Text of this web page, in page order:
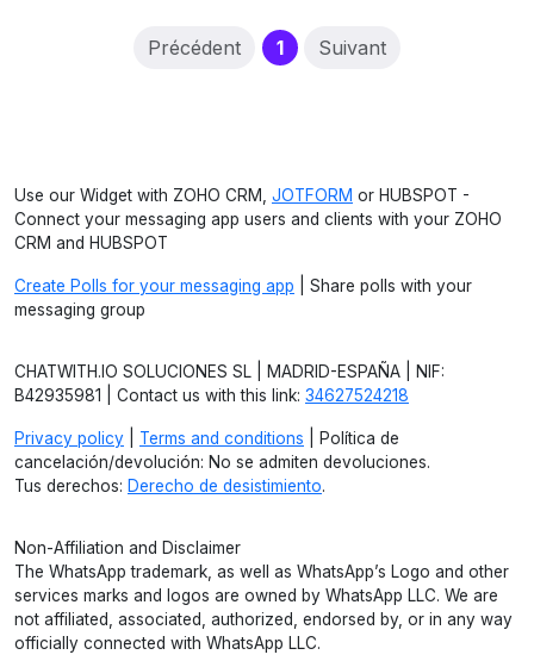
Précédent 1(current)
Suivant
Use our Widget with ZOHO CRM, JOTFORM or HUBSPOT -
Connect your messaging app users and clients with your ZOHO
CRM and HUBSPOT
Create Polls for your messaging app | Share polls with your
messaging group
CHATWITH.IO SOLUCIONES SL | MADRID-ESPAÑA | NIF:
B42935981 | Contact us with this link: 34627524218
Privacy policy Terms and conditions | Política de
cancelación/devolución: No se admiten devoluciones.
Tus derechos: Derecho de desistimiento.
Non-Affiliation and Disclaimer
The WhatsApp trademark, as well as WhatsApp’s Logo and other
services marks and logos are owned by WhatsApp LLC. We are
not affiliated, associated, authorized, endorsed by, or in any way
officially connected with WhatsApp LLC.